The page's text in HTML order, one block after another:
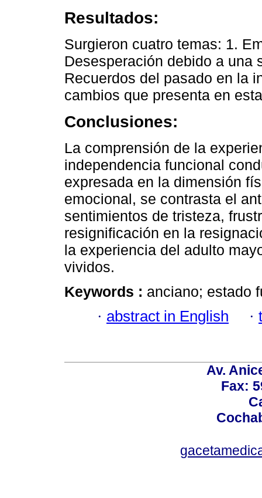
Resultados:
Surgieron cuatro temas: 1.
Desesperación debido a una
Recuerdos del pasado en la
cambios que presenta en
Conclusiones:
La comprensión de la
independencia funcional
expresada en la dimensión
emocional, se contrasta el
sentimientos de tristeza,
resignificación en la
la experiencia del adulto
vividos.
Keywords : anciano; estado
· abstract in English ·
Av.
Fax: